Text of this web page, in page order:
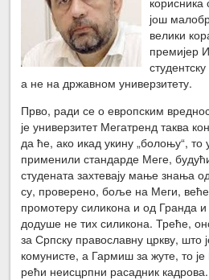
још
велики
премијер
а не на државном универзитету.
Прво, ради се о европским
је универзитет Мегатренд таква
да ће, ако икад укину „болоњу“,
применили стандарде Меге,
студената захтевају мање знања
су, проверено, боље на Меги,
промотеру силикона и од Гранда
додуше не тих силикона. Треће,
за Српску православну цркву, што
комунисте, а Гармиш за жуте, то
рећи неисцрпни расадник кадрова.